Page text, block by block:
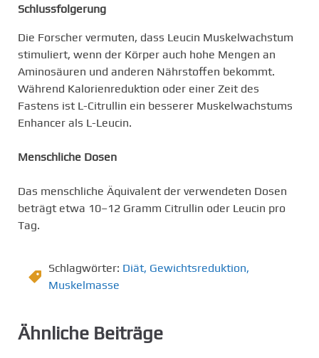
Schlussfolgerung
Die Forscher vermuten, dass Leucin Muskelwachstum
stimuliert, wenn der Körper auch hohe Mengen an
Aminosäuren und anderen Nährstoffen bekommt.
Während Kalorienreduktion oder einer Zeit des
Fastens ist L-Citrullin ein besserer Muskelwachstums
Enhancer als L-Leucin.
Menschliche Dosen
Das menschliche Äquivalent der verwendeten Dosen
beträgt etwa 10–12 Gramm Citrullin oder Leucin pro
Tag.
Schlagwörter: Diät, Gewichtsreduktion,
Muskelmasse
Ähnliche Beiträge